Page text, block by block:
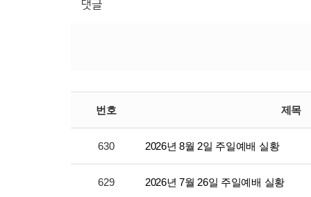
댓글
번호 제목
630 2026년 8월 2일 주일예배 실황
629 2026년 7월 26일 주일예배 실황